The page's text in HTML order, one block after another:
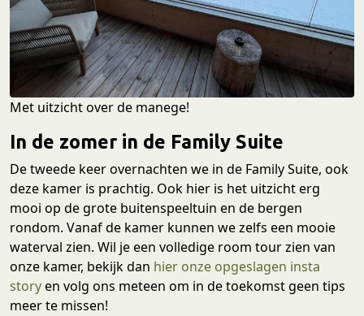
Met uitzicht over de manege!
In de zomer in de Family Suite
De tweede keer overnachten we in de Family Suite, ook
deze kamer is prachtig. Ook hier is het uitzicht erg
mooi op de grote buitenspeeltuin en de bergen
rondom. Vanaf de kamer kunnen we zelfs een mooie
waterval zien. Wil je een volledige room tour zien van
onze kamer, bekijk dan hier onze opgeslagen insta
storyen volg ons meteen om in de toekomst geen tips
meer te missen!